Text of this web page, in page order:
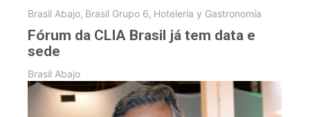
Brasil Abajo, Brasil Grupo 6, Hotelería y Gastronomía
Fórum da CLIA Brasil já tem data e
sede
Brasil Abajo